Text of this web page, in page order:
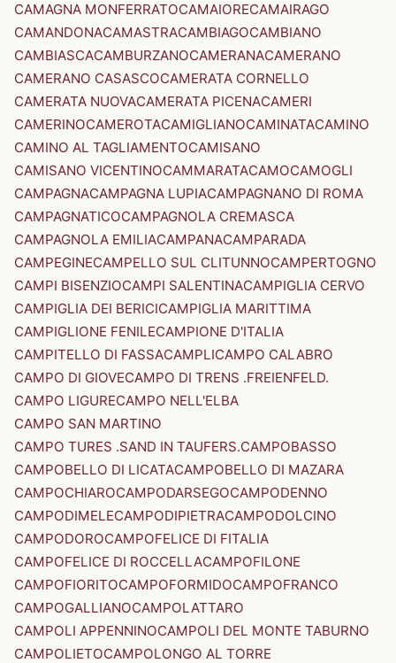
CAMAGNA MONFERRATOCAMAIORECAMAIRAGO
CAMANDONACAMASTRACAMBIAGOCAMBIANO
CAMBIASCACAMBURZANOCAMERANACAMERANO
CAMERANO CASASCOCAMERATA CORNELLO
CAMERATA NUOVACAMERATA PICENACAMERI
CAMERINOCAMEROTACAMIGLIANOCAMINATACAMINO
CAMINO AL TAGLIAMENTOCAMISANO
CAMISANO VICENTINOCAMMARATACAMOCAMOGLI
CAMPAGNACAMPAGNA LUPIACAMPAGNANO DI ROMA
CAMPAGNATICOCAMPAGNOLA CREMASCA
CAMPAGNOLA EMILIACAMPANACAMPARADA
CAMPEGINECAMPELLO SUL CLITUNNOCAMPERTOGNO
CAMPI BISENZIOCAMPI SALENTINACAMPIGLIA CERVO
CAMPIGLIA DEI BERICICAMPIGLIA MARITTIMA
CAMPIGLIONE FENILECAMPIONE D'ITALIA
CAMPITELLO DI FASSACAMPLICAMPO CALABRO
CAMPO DI GIOVECAMPO DI TRENS .FREIENFELD.
CAMPO LIGURECAMPO NELL'ELBA
CAMPO SAN MARTINO
CAMPO TURES .SAND IN TAUFERS.CAMPOBASSO
CAMPOBELLO DI LICATACAMPOBELLO DI MAZARA
CAMPOCHIAROCAMPODARSEGOCAMPODENNO
CAMPODIMELECAMPODIPIETRACAMPODOLCINO
CAMPODOROCAMPOFELICE DI FITALIA
CAMPOFELICE DI ROCCELLACAMPOFILONE
CAMPOFIORITOCAMPOFORMIDOCAMPOFRANCO
CAMPOGALLIANOCAMPOLATTARO
CAMPOLI APPENNINOCAMPOLI DEL MONTE TABURNO
CAMPOLIETOCAMPOLONGO AL TORRE